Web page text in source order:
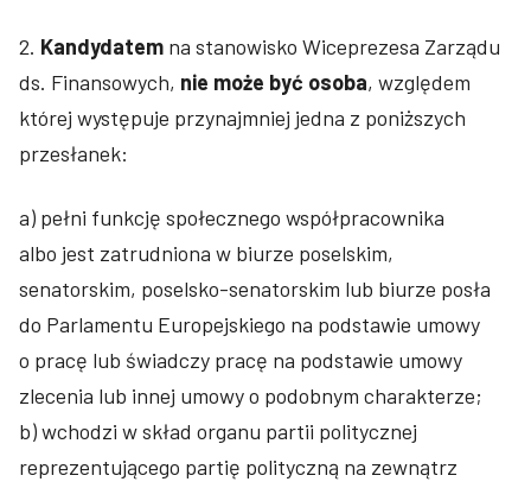
2. Kandydatem na stanowisko Wiceprezesa Zarządu
ds. Finansowych, nie może być osoba, względem
której występuje przynajmniej jedna z poniższych
przesłanek:
a) pełni funkcję społecznego współpracownika
albo jest zatrudniona w biurze poselskim,
senatorskim, poselsko-senatorskim lub biurze posła
do Parlamentu Europejskiego na podstawie umowy
o pracę lub świadczy pracę na podstawie umowy
zlecenia lub innej umowy o podobnym charakterze;
b) wchodzi w skład organu partii politycznej
reprezentującego partię polityczną na zewnątrz